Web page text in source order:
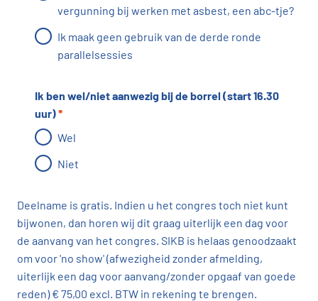
vergunning bij werken met asbest, een abc-tje?
Ik maak geen gebruik van de derde ronde
parallelsessies
Ik ben wel/niet aanwezig bij de borrel (start 16.30
uur)*
Wel
Niet
Deelname is gratis. Indien u het congres toch niet kunt
bijwonen, dan horen wij dit graag uiterlijk een dag voor
de aanvang van het congres. SIKB is helaas genoodzaakt
om voor 'no show' (afwezigheid zonder afmelding,
uiterlijk een dag voor aanvang/zonder opgaaf van goede
reden) € 75,00 excl. BTW in rekening te brengen.